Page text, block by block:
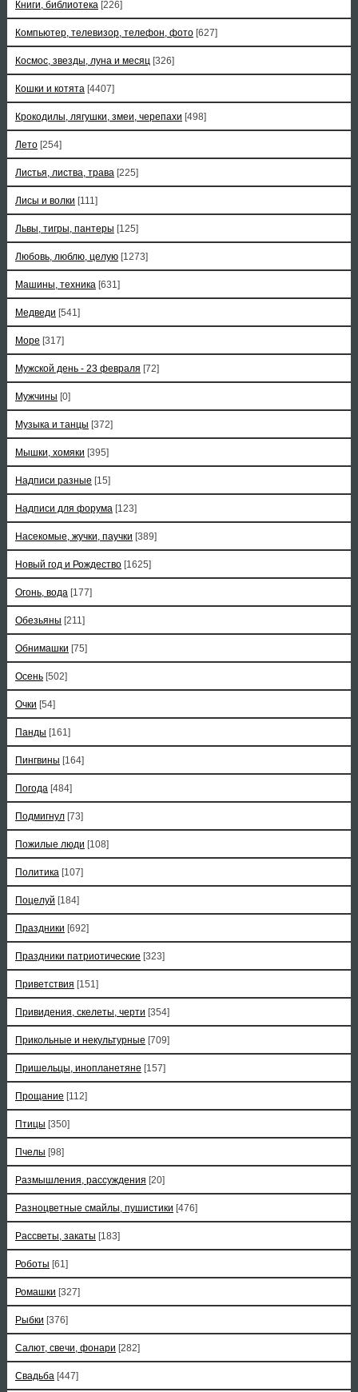
Книги, библиотека [226]
Компьютер, телевизор, телефон, фото [627]
Космос, звезды, луна и месяц [326]
Кошки и котята [4407]
Крокодилы, лягушки, змеи, черепахи [498]
Лето [254]
Листья, листва, трава [225]
Лисы и волки [111]
Львы, тигры, пантеры [125]
Любовь, люблю, целую [1273]
Машины, техника [631]
Медведи [541]
Море [317]
Мужской день - 23 февраля [72]
Мужчины [0]
Музыка и танцы [372]
Мышки, хомяки [395]
Надписи разные [15]
Надписи для форума [123]
Насекомые, жучки, паучки [389]
Новый год и Рождество [1625]
Огонь, вода [177]
Обезьяны [211]
Обнимашки [75]
Осень [502]
Очки [54]
Панды [161]
Пингвины [164]
Погода [484]
Подмигнул [73]
Пожилые люди [108]
Политика [107]
Поцелуй [184]
Праздники [692]
Праздники патриотические [323]
Приветствия [151]
Привидения, скелеты, черти [354]
Прикольные и некультурные [709]
Пришельцы, инопланетяне [157]
Прощание [112]
Птицы [350]
Пчелы [98]
Размышления, рассуждения [20]
Разноцветные смайлы, пушистики [476]
Рассветы, закаты [183]
Роботы [61]
Ромашки [327]
Рыбки [376]
Салют, свечи, фонари [282]
Свадьба [447]